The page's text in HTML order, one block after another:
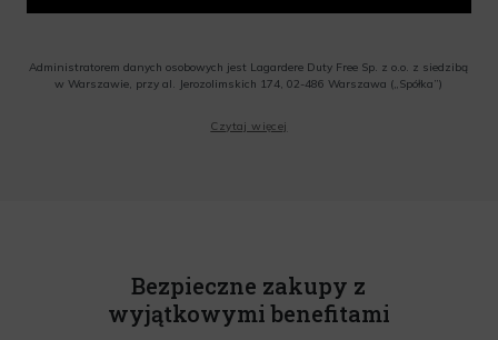
Administratorem danych osobowych jest Lagardere Duty Free Sp. z o.o. z siedzibą
w Warszawie, przy al. Jerozolimskich 174, 02-486 Warszawa („Spółka”)
o.o. informacji handlowych, w tym newslettera, informacji o promocjach i
Czytaj więcej
Bezpieczne zakupy z
wyjątkowymi benefitami